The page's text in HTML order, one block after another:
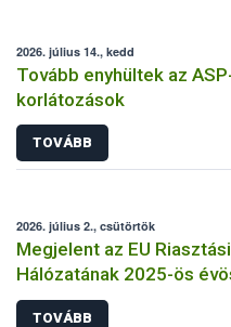
2026. július 14., kedd
Tovább enyhültek az
korlátozások
TOVÁBB
2026. július 2., csütörtök
Megjelent az EU
Hálózatának 2025-ös
TOVÁBB